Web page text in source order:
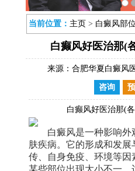
当前位置： 主页 > 白癜风部位
白癫风好医治那(
来源： 合肥华夏白癜风
咨询
白癫风好医治那(
白癜风是一种影响
肤疾病。它的形成和发
传、自身免疫、环境等因
某些部位出现大小不一、